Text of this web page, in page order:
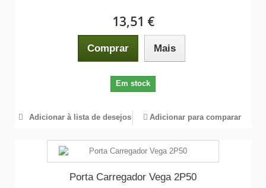
13,51 €
Comprar Mais
Em stock
Adicionar à lista de desejos Adicionar para comparar
Porta Carregador Vega 2P50